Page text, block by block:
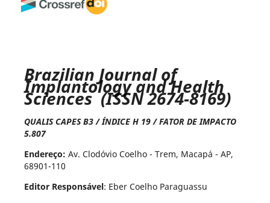
Brazilian Journal of
Implantology and Health
Sciences (ISSN 2674-8169)
QUALIS CAPES B3 / ÍNDICE H 19 / FATOR DE IMPACTO
5.807
Endereço: Av. Clodóvio Coelho - Trem, Macapá - AP,
68901-110
Editor Responsável: Eber Coelho Paraguassu